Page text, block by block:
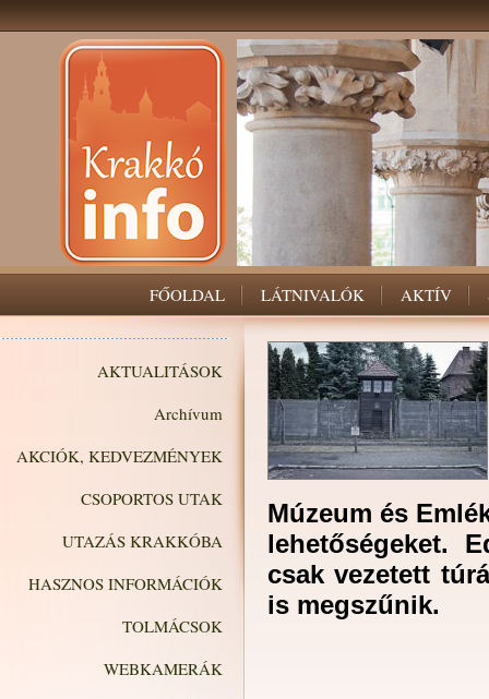
FŐOLDAL LÁTNIVALÓK AKTÍV
AKTUALITÁSOK
Archívum
AKCIÓK, KEDVEZMÉNYEK
CSOPORTOS UTAK
UTAZÁS KRAKKÓBA
HASZNOS INFORMÁCIÓK
TOLMÁCSOK
WEBKAMERÁK
Múzeum és
lehetőségeket.
csak vezetett
is megszűnik.